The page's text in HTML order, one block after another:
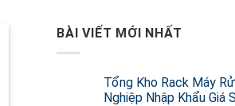
BÀI VIẾT MỚI NHẤT
Tổng Kho Rack Máy
Nghiệp Nhập Khẩu Giá